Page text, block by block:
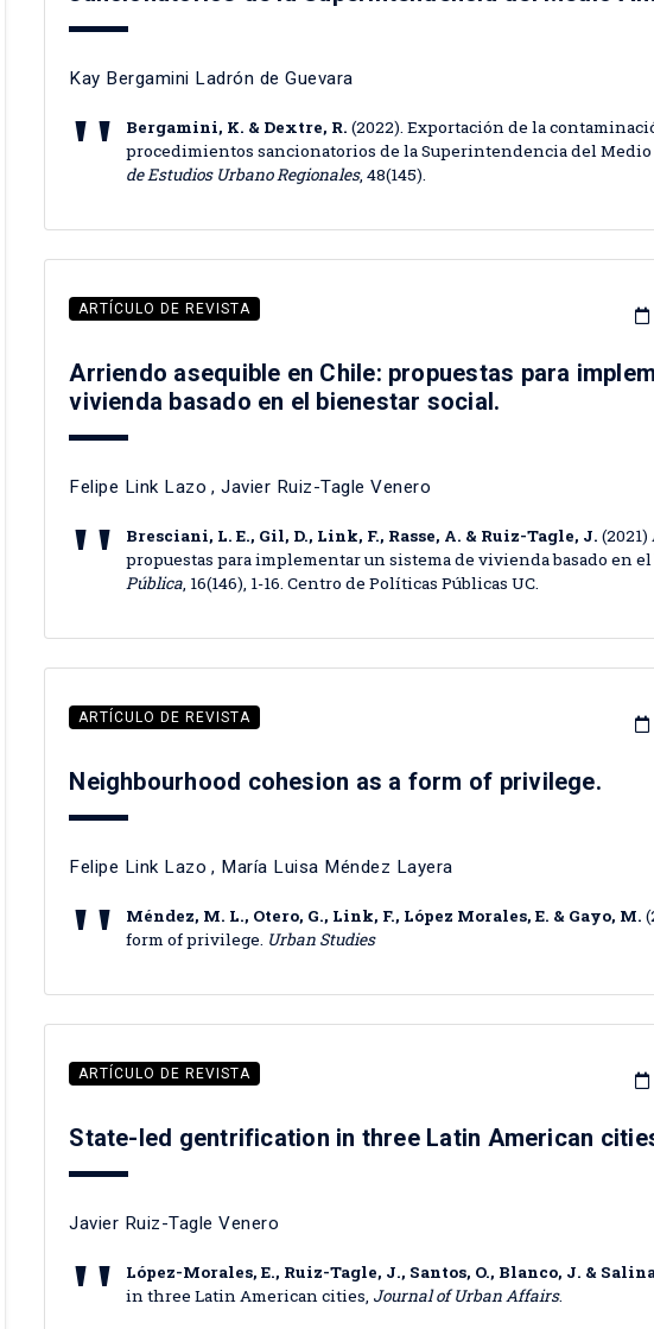
Kay Bergamini Ladrón de Guevara
Bergamini, K. & Dextre, R. (2022). Exportación de la
procedimientos sancionatorios de la Superintendencia del Medio
de Estudios Urbano Regionales, 48(145).
ARTÍCULO DE REVISTA
Arriendo asequible en Chile: propuestas para
vivienda basado en el bienestar social.
Felipe Link Lazo ,Javier Ruiz-Tagle Venero
Bresciani, L. E., Gil, D., Link, F., Rasse, A. & Ruiz-Tagle, J.
propuestas para implementar un sistema de vivienda basado en
Pública, 16(146), 1-16. Centro de Políticas Públicas UC.
ARTÍCULO DE REVISTA
Neighbourhood cohesion as a form of privilege.
Felipe Link Lazo , María Luisa Méndez Layera
Méndez, M. L., Otero, G., Link, F., López Morales, E. & Gayo, M.
form of privilege. Urban Studies
ARTÍCULO DE REVISTA
State-led gentrification in three Latin American
Javier Ruiz-Tagle Venero
López-Morales, E., Ruiz-Tagle, J., Santos, O., Blanco, J. &
in three Latin American cities, Journal of Urban Affairs.